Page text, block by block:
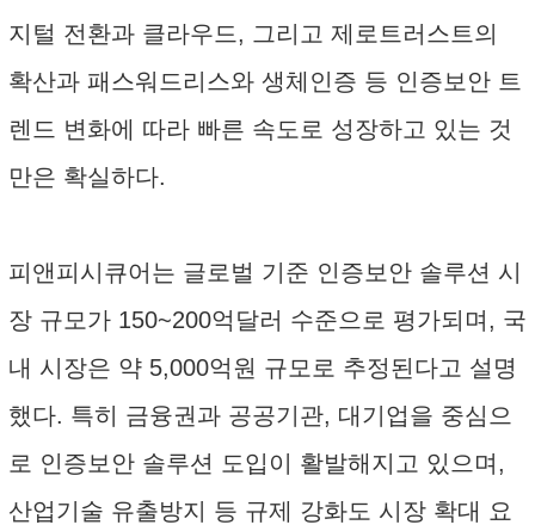
지털 전환과 클라우드, 그리고 제로트러스트의
확산과 패스워드리스와 생체인증 등 인증보안 트
렌드 변화에 따라 빠른 속도로 성장하고 있는 것
만은 확실하다.
피앤피시큐어는 글로벌 기준 인증보안 솔루션 시
장 규모가 150~200억달러 수준으로 평가되며, 국
내 시장은 약 5,000억원 규모로 추정된다고 설명
했다. 특히 금융권과 공공기관, 대기업을 중심으
로 인증보안 솔루션 도입이 활발해지고 있으며,
산업기술 유출방지 등 규제 강화도 시장 확대 요